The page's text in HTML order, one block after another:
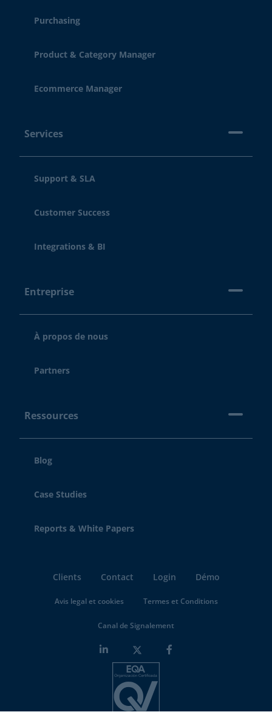
Purchasing
Product & Category Manager
Ecommerce Manager
Services
Support & SLA
Customer Success
Integrations & BI
Entreprise
À propos de nous
Partners
Ressources
Blog
Case Studies
Reports & White Papers
Clients Contact Login Démo
Avis legal et cookies Termes et Conditions
Canal de Signalement